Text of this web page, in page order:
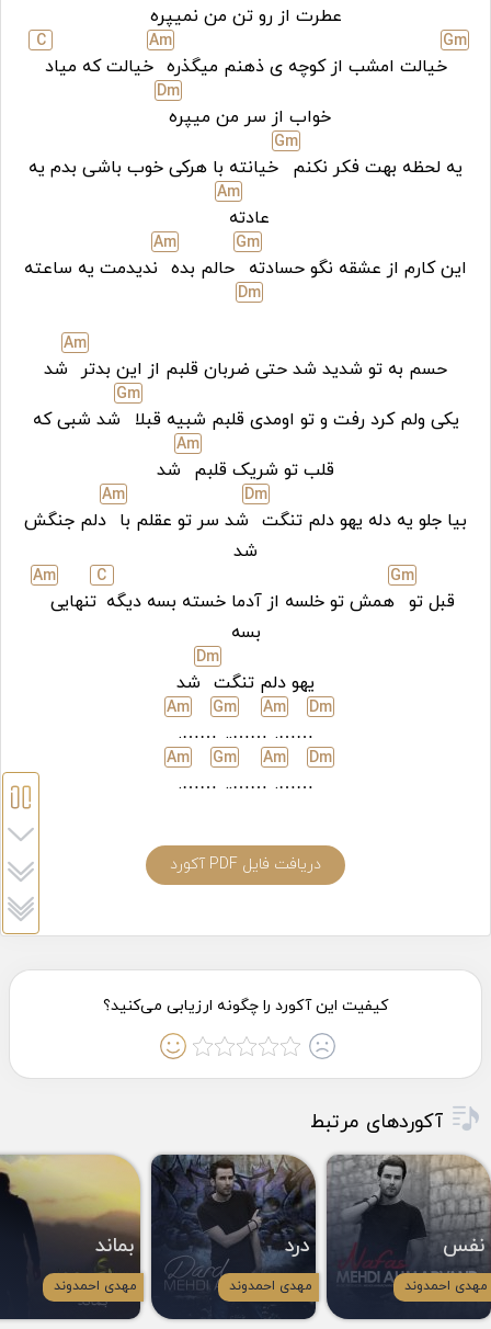
عطرت از رو تن من نمیپره
Gm
خیالت امشب از کوچه ی ذهنم میگذره
Am
خیالت که میاد
C
خواب از سر من میپره
Dm
یه لحظه بهت فکر نکنم
Gm
خیانته با هرکی خوب باشی بدم یه
عادته
Am
این کارم از عشقه نگو حسادته
Gm
حالم بده
Am
ندیدمت یه ساعته
Dm
حسم به تو شدید شد حتی ضربان قلبم از این بدتر
Am
شد
یکی ولم کرد رفت و تو اومدی قلبم شبیه قبلا
Gm
شد شبی که
قلب تو شریک قلبم
Am
شد
بیا جلو یه دله یهو دلم تنگت
Dm
شد سر تو عقلم با
Am
دلم جنگش
شد
قبل تو
Gm
همش تو خلسه از آدما خسته بسه دیگه
C
تنهایی
Am
بسه
یهو دلم تنگت
Dm
شد
Dm
…….
Am
……..
Gm
…….
Am
Dm
…….
Am
……..
Gm
…….
Am
دریافت فایل PDF آکورد
آکوردهای مرتبط
نفس
مهدی احمدوند
درد
مهدی احمدوند
بماند
مهدی احمدوند